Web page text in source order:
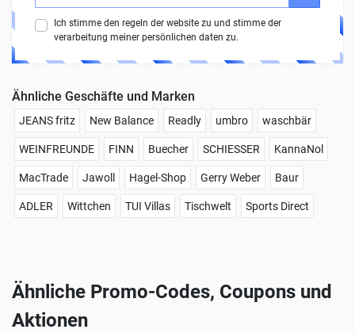
Ich stimme den regeln der website zu und stimme der
verarbeitung meiner persönlichen daten zu.
Ähnliche Geschäfte und Marken
JEANS fritz New Balance Readly umbro waschbär
WEINFREUNDE FINN Buecher SCHIESSER KannaNol
MacTrade Jawoll Hagel-Shop Gerry Weber Baur
ADLER Wittchen TUI Villas Tischwelt Sports Direct
Ähnliche Promo-Codes, Coupons und
Aktionen